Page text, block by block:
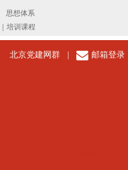
北京党建网群 邮箱登录